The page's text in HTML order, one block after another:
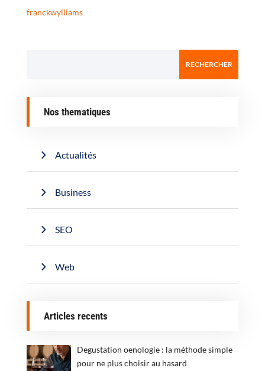
franckwylliams
Nos thematiques
Actualités
Business
SEO
Web
Articles recents
Degustation oenologie : la méthode simple
pour ne plus choisir au hasard